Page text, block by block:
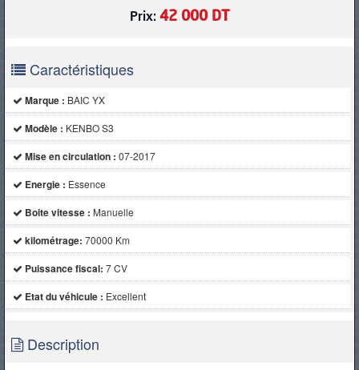
Prix: 42 000 DT
Caractéristiques
Marque : BAIC YX
Modèle : KENBO S3
Mise en circulation : 07-2017
Energie : Essence
Boite vitesse : Manuelle
kilométrage: 70000 Km
Puissance fiscal: 7 CV
Etat du véhicule : Excellent
Description